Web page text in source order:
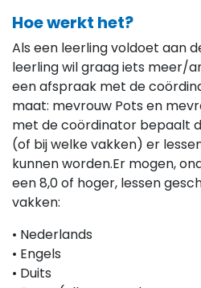
Hoe werkt het?
Als een leerling voldoet aan
leerling wil graag iets meer/
een afspraak met de
maat: mevrouw Pots en
met de coördinator bepaalt
(of bij welke vakken) er
kunnen worden.Er mogen,
een 8,0 of hoger, lessen
vakken:
• Nederlands
• Engels
• Duits